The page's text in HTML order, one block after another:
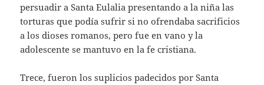
persuadir a Santa Eulalia presentando a la niña las
torturas que podía sufrir si no ofrendaba sacrificios
a los dioses romanos, pero fue en vano y la
adolescente se mantuvo en la fe cristiana.
Trece, fueron los suplicios padecidos por Santa